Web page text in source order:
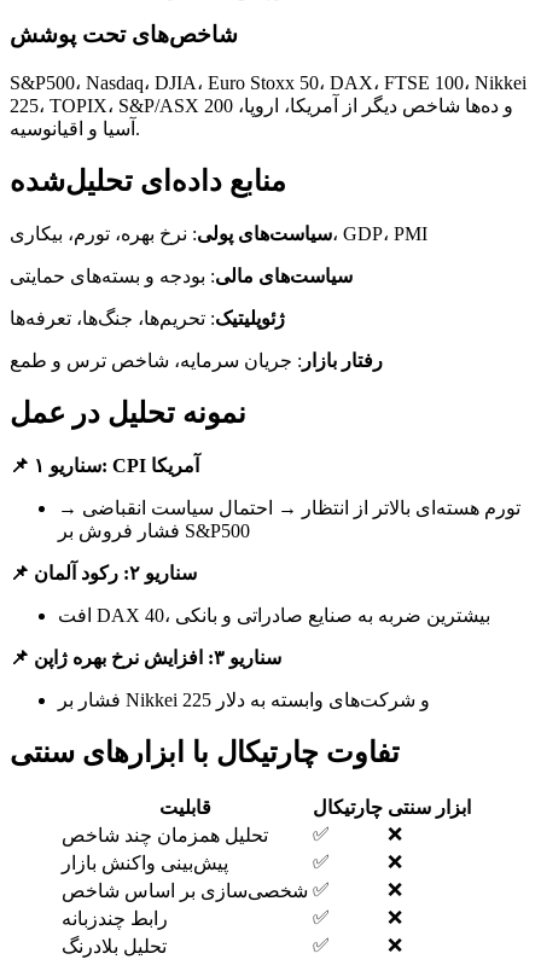
شاخص‌های تحت پوشش
S&P500، Nasdaq، DJIA، Euro Stoxx 50، DAX، FTSE 100، Nikkei
225، TOPIX، S&P/ASX 200 و ده‌ها شاخص دیگر از آمریکا، اروپا،
آسیا و اقیانوسیه.
منابع داده‌ای تحلیل‌شده
سیاست‌های پولی: نرخ بهره، تورم، بیکاری، GDP، PMI
سیاست‌های مالی: بودجه و بسته‌های حمایتی
ژئوپلیتیک: تحریم‌ها، جنگ‌ها، تعرفه‌ها
رفتار بازار : جریان سرمایه، شاخص ترس و طمع
نمونه تحلیل در عمل
📌 سناریو ۱: CPI آمریکا
تورم هسته‌ای بالاتر از انتظار → احتمال سیاست انقباضی →
فشار فروش بر S&P500
📌 سناریو ۲: رکود آلمان
افت DAX 40، بیشترین ضربه به صنایع صادراتی و بانکی
📌 سناریو ۳: افزایش نرخ بهره ژاپن
فشار بر Nikkei 225 و شرکت‌های وابسته به دلار
تفاوت چارتیکال با ابزارهای سنتی
قابلیت چارتیکال ابزار سنتی
تحلیل همزمان چند شاخص
✅
❌
پیش‌بینی واکنش بازار
✅
❌
شخصی‌سازی بر اساس شاخص ✅
❌
رابط چندزبانه
✅
❌
تحلیل بلادرنگ
✅ ❌